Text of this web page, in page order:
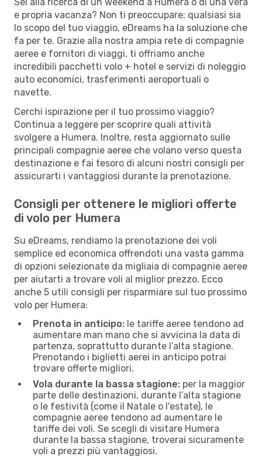
e propria vacanza? Non ti preoccupare: qualsiasi sia
lo scopo del tuo viaggio, eDreams ha la soluzione che
fa per te. Grazie alla nostra ampia rete di compagnie
aeree e fornitori di viaggi, ti offriamo anche
incredibili pacchetti volo + hotel e servizi di noleggio
auto economici, trasferimenti aeroportuali o
navette.
Cerchi ispirazione per il tuo prossimo viaggio?
Continua a leggere per scoprire quali attività
svolgere a Humera. Inoltre, resta aggiornato sulle
principali compagnie aeree che volano verso questa
destinazione e fai tesoro di alcuni nostri consigli per
assicurarti i vantaggiosi durante la prenotazione.
Consigli per ottenere le migliori offerte
di volo per Humera
Su eDreams, rendiamo la prenotazione dei voli
semplice ed economica offrendoti una vasta gamma
di opzioni selezionate da migliaia di compagnie aeree
per aiutarti a trovare voli al miglior prezzo. Ecco
anche 5 utili consigli per risparmiare sul tuo prossimo
volo per Humera:
Prenota in anticipo: le tariffe aeree tendono ad
aumentare man mano che si avvicina la data di
partenza, soprattutto durante l’alta stagione.
Prenotando i biglietti aerei in anticipo potrai
trovare offerte migliori.
Vola durante la bassa stagione: per la maggior
parte delle destinazioni, durante l’alta stagione
o le festività (come il Natale o l'estate), le
compagnie aeree tendono ad aumentare le
tariffe dei voli. Se scegli di visitare Humera
durante la bassa stagione, troverai sicuramente
voli a prezzi più vantaggiosi.